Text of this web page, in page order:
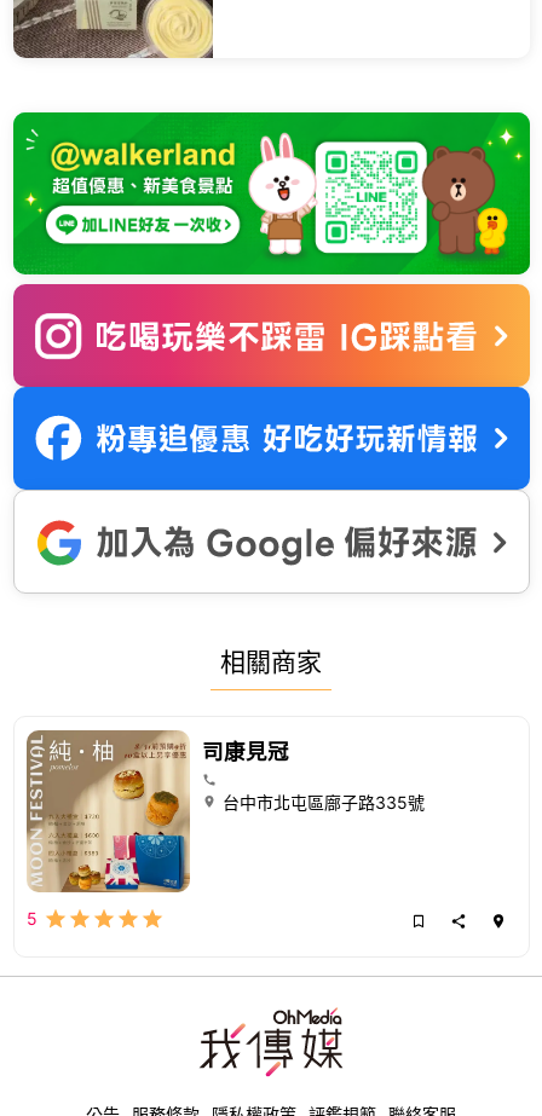
相關商家
司康見冠
台中市北屯區廍子路335號
5